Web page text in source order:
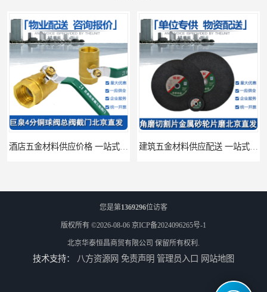
您是第1369296位访客
版权所有 ©2026-08-06 京ICP备2024096265号-1
北京华泰恒昌商贸有限公司 保留所有权利.
技术支持： 八方资源网 免责声明 管理员入口 网站地图